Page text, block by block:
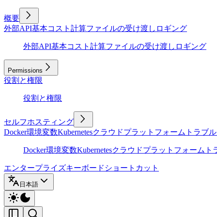
概要
外部API基本コスト計算ファイルの受け渡し ロギング
外部API基本コスト計算ファイルの受け渡し ロギング
Permissions
役割と権限
役割と権限
セルフホスティング
Docker環境変数Kubernetesクラウドプラットフォーム トラブ
Docker環境変数Kubernetesクラウドプラットフォーム ト
エンタープライズキーボードショートカット
日本語